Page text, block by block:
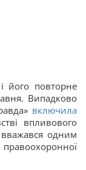
його повторне
Випадково
включила
впливового
одним